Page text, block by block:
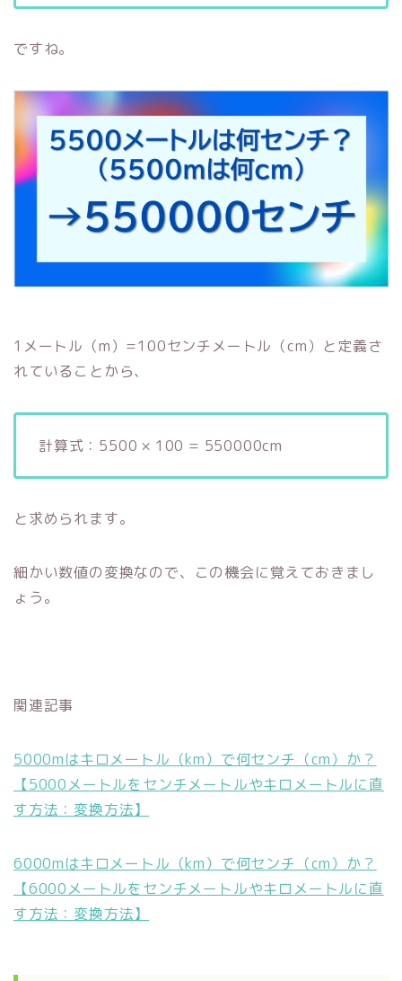
ですね。
1メートル（m）=100センチメートル（cm）と定義さ
れていることから、
計算式：5500 × 100 = 550000cm
と求められます。
細かい数値の変換なので、この機会に覚えておきまし
ょう。
関連記事
5000mはキロメートル（km）で何センチ（cm）か？
【5000メートルをセンチメートルやキロメートルに直
す方法：変換方法】
6000mはキロメートル（km）で何センチ（cm）か？
【6000メートルをセンチメートルやキロメートルに直
す方法：変換方法】